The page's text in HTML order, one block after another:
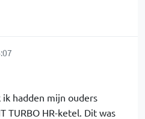
ik hadden mijn ouders
TURBO HR-ketel. Dit was